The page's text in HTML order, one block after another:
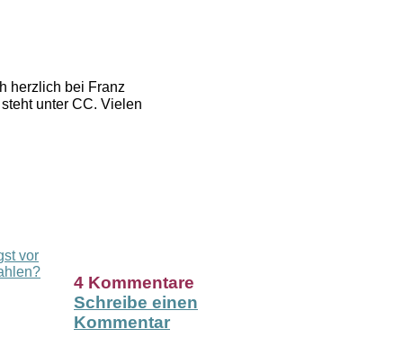
herzlich bei Franz
unter CC. Vielen
vor
4 Kommentare
Schreibe einen
Kommentar